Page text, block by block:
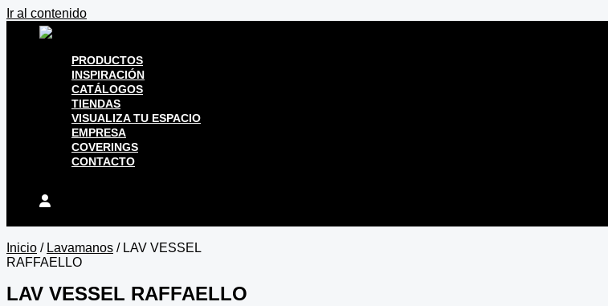
Ir al contenido
PRODUCTOS
INSPIRACIÓN
CATÁLOGOS
TIENDAS
VISUALIZA TU ESPACIO
EMPRESA
COVERINGS
CONTACTO
Inicio / Lavamanos / LAV VESSEL
RAFFAELLO
LAV VESSEL RAFFAELLO